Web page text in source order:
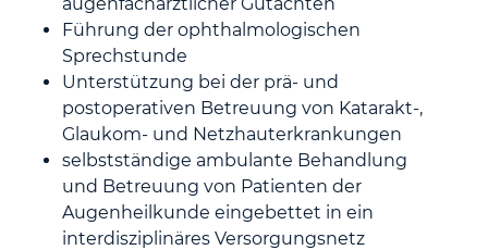
Führung der ophthalmologischen
Sprechstunde
Unterstützung bei der prä- und
postoperativen Betreuung von Katarakt-,
Glaukom- und Netzhauterkrankungen
selbstständige ambulante Behandlung
und Betreuung von Patienten der
Augenheilkunde eingebettet in ein
interdisziplinäres Versorgungsnetz